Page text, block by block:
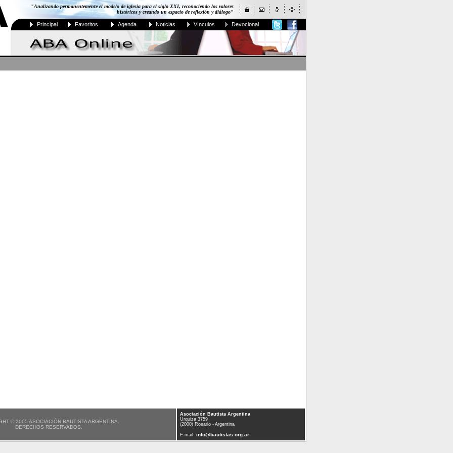
"Analizando permanentemente el modelo de iglesia para el siglo XXI, reconociendo los valores
históricos y creando un espacio de reflexión y diálogo"
Principal Favoritos Agenda Noticias Vínculos Devocional
© 2005 ASOCIACIÓN BAUTISTA ARGENTINA.
DERECHOS RESERVADOS.
Asociación Bautista Argentina
Urquiza 3759
(2000) Rosario - Argentina
E-mail: info@bautistas.org.ar